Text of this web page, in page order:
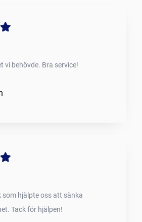
vi behövde. Bra service!
som hjälpte oss att sänka
Tack för hjälpen!